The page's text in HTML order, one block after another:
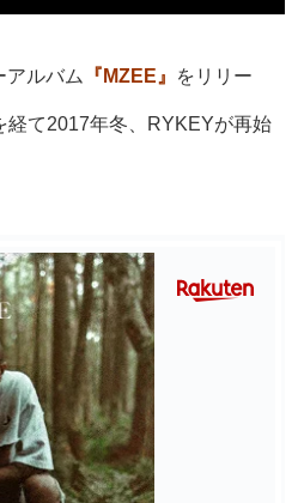
ルバム 『MZEE』 をリリー
て2017年冬、RYKEYが再始